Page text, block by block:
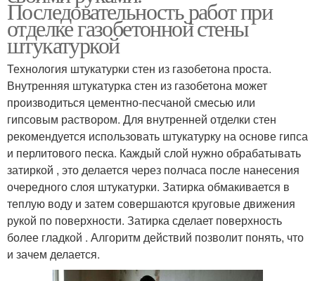
Последовательность работ при
отделке газобетонной стены
штукатуркой
Технология штукатурки стен из газобетона проста.
Внутренняя штукатурка стен из газобетона может
производиться цементно-песчаной смесью или
гипсовым раствором. Для внутренней отделки стен
рекомендуется использовать штукатурку на основе гипса
и перлитового песка. Каждый слой нужно обрабатывать
затиркой , это делается через полчаса после нанесения
очередного слоя штукатурки. Затирка обмакивается в
теплую воду и затем совершаются круговые движения
рукой по поверхности. Затирка сделает поверхность
более гладкой . Алгоритм действий позволит понять, что
и зачем делается.